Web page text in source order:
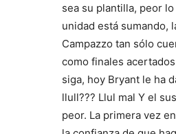
sea su plantilla, peor
unidad está sumando,
Campazzo tan sólo
como finales
siga, hoy Bryant le ha
llull??? Llul mal Y el
peor. La primera vez